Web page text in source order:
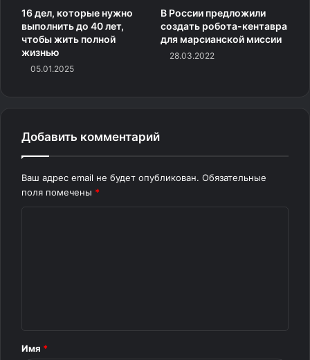
каждом из нас.
Источник
16 дел, которые нужно
выполнить до 40 лет,
чтобы жить полной
жизнью
05.01.2025
В России предложили
создать робота-кентавра
для марсианской миссии
28.03.2022
Добавить комментарий
Ваш адрес email не будет опубликован. Обязательные
поля помечены *
Имя *